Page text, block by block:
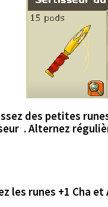
des petites
. Alternez
les runes +1 Cha